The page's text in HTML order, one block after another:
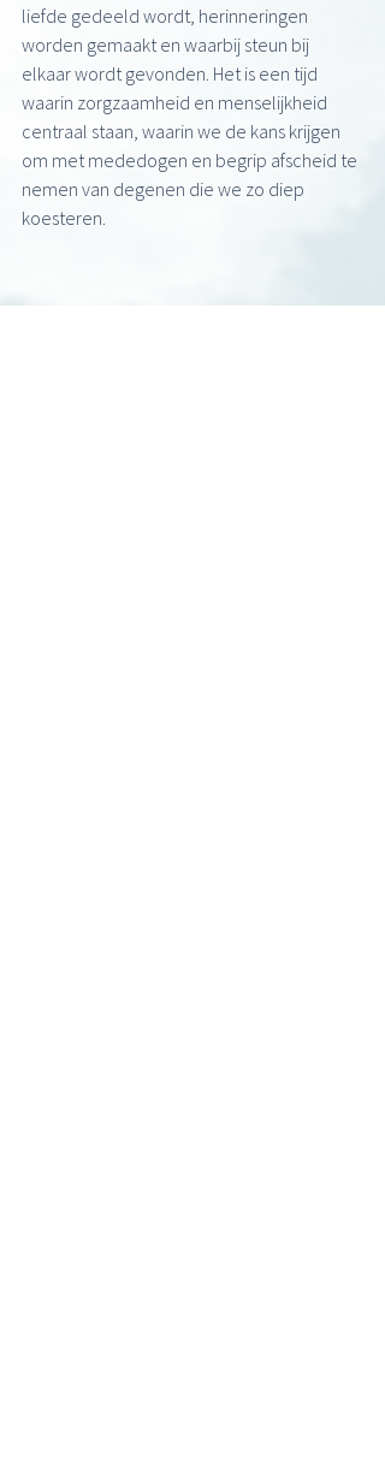
liefde gedeeld wordt, herinneringen
worden gemaakt en waarbij steun bij
elkaar wordt gevonden. Het is een tijd
waarin zorgzaamheid en menselijkheid
centraal staan, waarin we de kans krijgen
om met mededogen en begrip afscheid te
nemen van degenen die we zo diep
koesteren.